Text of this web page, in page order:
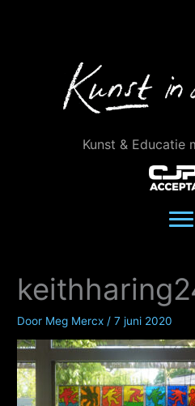
Kunst & Educatie
Door Meg Mercx /7 juni 2020